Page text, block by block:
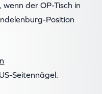
der OP-Tisch in
Position
Seitennägel.